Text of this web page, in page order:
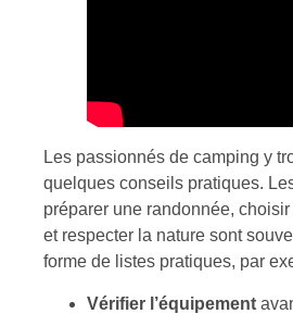
Les passionnés de camping y
quelques conseils pratiques.
préparer une randonnée,
et respecter la nature sont
forme de listes pratiques, par
Vérifier l’équipement